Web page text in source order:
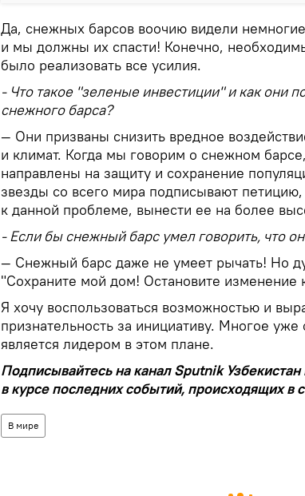
Да, снежных барсов воочию видели
и мы должны их спасти! Конечно,
было реализовать все усилия.
- Что такое "зеленые инвестиции" и как они
снежного барса?
— Они призваны снизить вредное
и климат. Когда мы говорим о снежном
направлены на защиту и сохранение
звезды со всего мира подписывают
к данной проблеме, вынести ее на более
- Если бы снежный барс умел говорить, что
— Снежный барс даже не умеет рычать! Но
"Сохраните мой дом! Остановите изменение
Я хочу воспользоваться возможностью и
признательность за инициативу. Многое
является лидером в этом плане.
Подписывайтесь на канал Sputnik Узбекистан
в курсе последних событий, происходящих в
В мире